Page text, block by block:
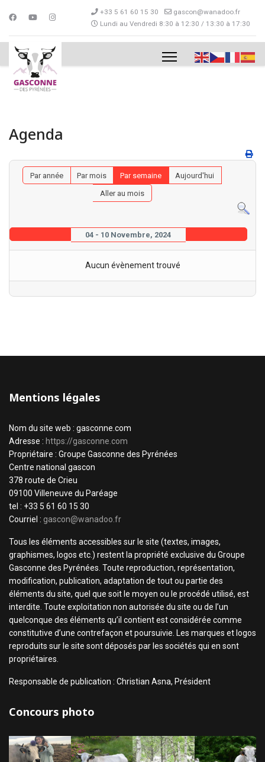
+33 5 61 60 15 30
gascon@wanadoo.fr
Lundi au Vendredi 8:30 à 12:30 / 13:30 à 17:30
Agenda
Par année Par mois Par semaine
Aujourd'hui
Aller au mois
04 - 10 Novembre, 2024
Aucun évènement trouvé
Mentions légales
Nom du site web : gasconne.com
Adresse : https://gasconne.com
Propriétaire : Groupe Gasconne des Pyrénées
Centre national gascon
378 route de Crieu
09100 Villeneuve du Paréage
tel : +33 5 61 60 15 30
Courriel : gascon@wanadoo.fr
Tous les éléments accessibles sur le site (textes, images,
graphismes, logos etc.) restent la propriété exclusive du Groupe
Gasconne des Pyrénées. Toute reproduction, représentation,
modification, publication, adaptation de tout ou partie des
éléments du site, quel que soit le moyen ou le procédé utilisé, est
interdite. Toute exploitation non autorisée du site ou de l’un
quelconque des éléments qu’il contient est considérée comme
constitutive d’une contrefaçon et poursuivie. Les marques et logos
reproduits sur le site sont déposés par les sociétés qui en sont
propriétaires.
Responsable de publication : Christian Asna, Président
Concours photo